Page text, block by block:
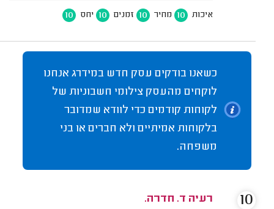
איכות 10 מחיר 10 זמנים 10 יחס 10
כשאנו בודקים עסק חדש במידרג אנחנו
לוקחים מהעסק צילומי חשבוניות של
לקוחות קודמים כדי לוודא שמדובר
בלקוחות אמיתיים ולא חברים או בני
משפחה.
רעיה ד. חדרה.
10